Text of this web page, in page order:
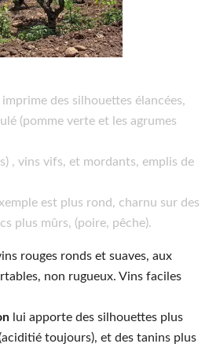
imprime des silhouettes élancées,
(pomme verte et les agrumes
, vins vifs, et mordants, emplis de
est plus rond, charnu sur des
plus mûrs, (poire, pêche).
rouges ronds et suaves, aux
non rugueux. Vins faciles
lui apporte des silhouettes plus
toujours), et des tanins plus